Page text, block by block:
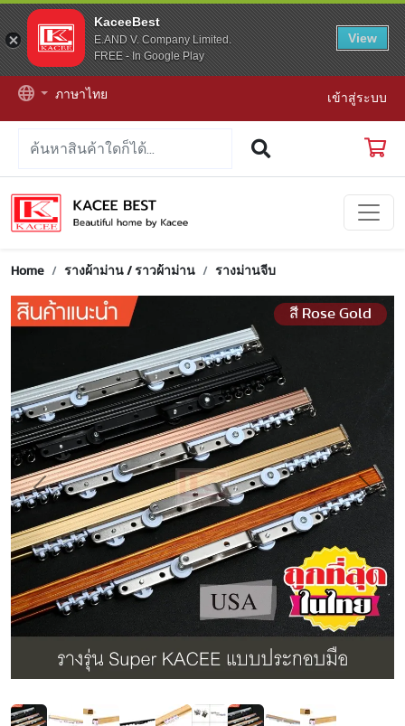
KaceeBest
E.AND V. Company Limited.
FREE - In Google Play
View
ภาษาไทย เข้าสู่ระบบ
Home รางผ้าม่าน / ราวผ้าม่าน รางม่านจีบ
สี Rose Gold
Previous Next